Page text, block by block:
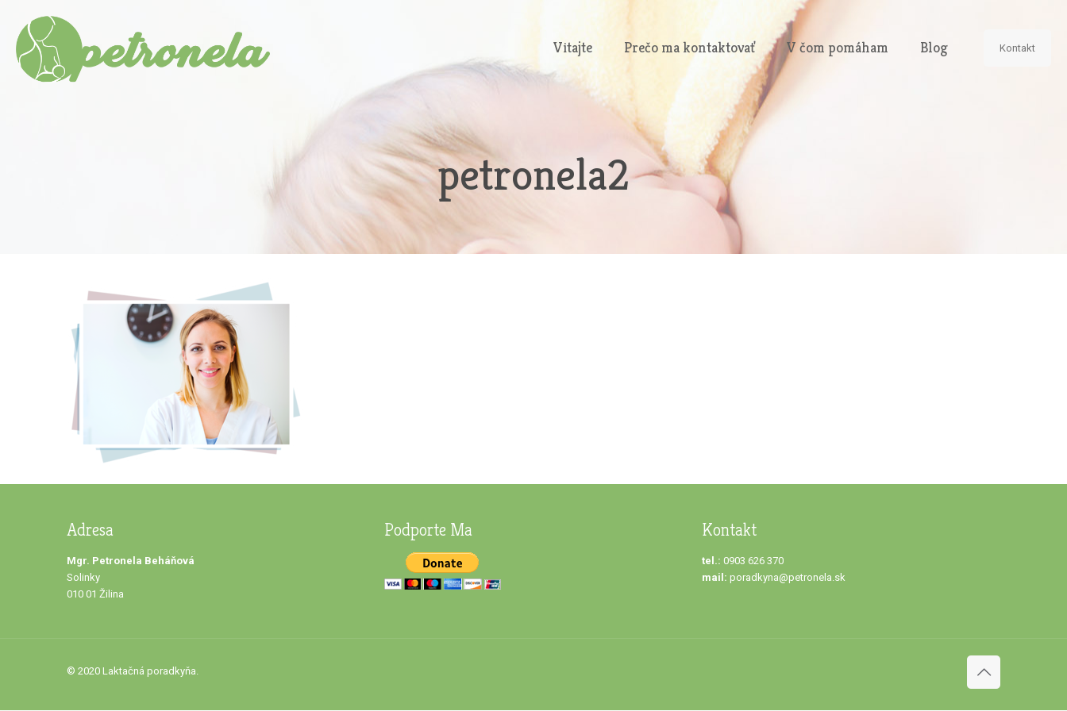
Vitajte Prečo ma kontaktovať V čom pomáham Blog Kontakt
petronela2
Adresa
Mgr. Petronela Beháňová
Solinky
010 01 Žilina
Podporte Ma Kontakt
tel.: 0903 626 370
mail: poradkyna@petronela.sk
© 2020 Laktačná poradkyňa.